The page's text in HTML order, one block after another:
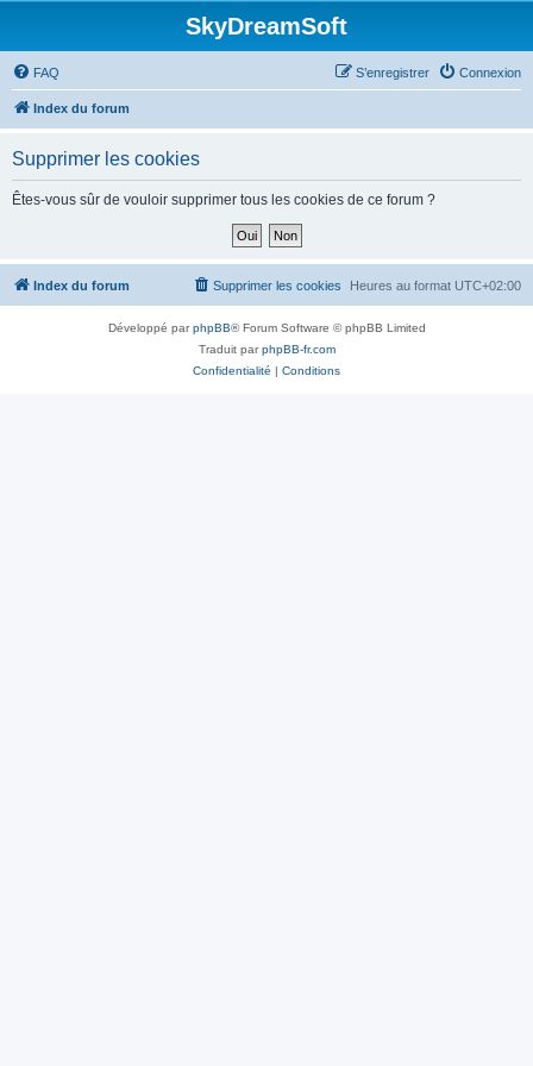
SkyDreamSoft
FAQ Connexion
S’enregistrer
Index du forum
Supprimer les cookies
Êtes-vous sûr de vouloir supprimer tous les cookies de ce forum ?
Index du forum Heures au format UTC+02:00
Supprimer les cookies
Développé parphpBB® Forum Software © phpBB Limited
Traduit parphpBB-fr.com
Confidentialité | Conditions